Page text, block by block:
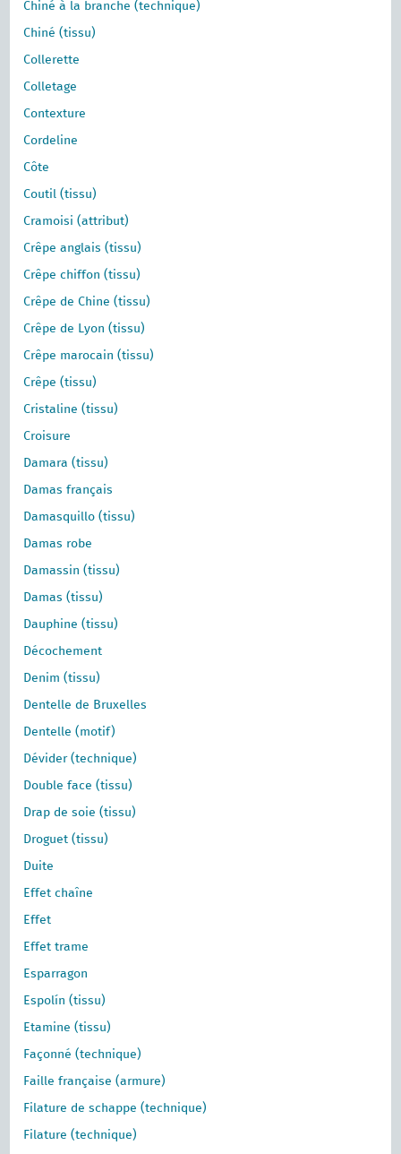
Chiné à la branche (technique)
Chiné (tissu)
Collerette
Colletage
Contexture
Cordeline
Côte
Coutil (tissu)
Cramoisi (attribut)
Crêpe anglais (tissu)
Crêpe chiffon (tissu)
Crêpe de Chine (tissu)
Crêpe de Lyon (tissu)
Crêpe marocain (tissu)
Crêpe (tissu)
Cristaline (tissu)
Croisure
Damara (tissu)
Damas français
Damasquillo (tissu)
Damas robe
Damassin (tissu)
Damas (tissu)
Dauphine (tissu)
Décochement
Denim (tissu)
Dentelle de Bruxelles
Dentelle (motif)
Dévider (technique)
Double face (tissu)
Drap de soie (tissu)
Droguet (tissu)
Duite
Effet chaîne
Effet
Effet trame
Esparragon
Espolín (tissu)
Etamine (tissu)
Façonné (technique)
Faille française (armure)
Filature de schappe (technique)
Filature (technique)